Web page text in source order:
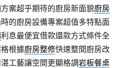
案超乎期待的廚房新面貌廚房
的廚房設備專案超值多特點面
利息最便宜借款還款方式條件全
根據廚房整修快速整間廚房改
工藝讓空間更顯格調岩板餐桌